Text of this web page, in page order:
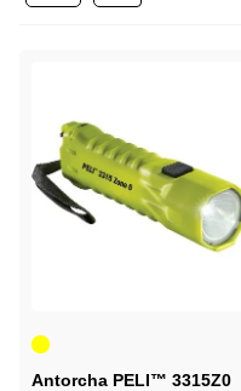
Amarillo
Antorcha PELI™ 3315Z0